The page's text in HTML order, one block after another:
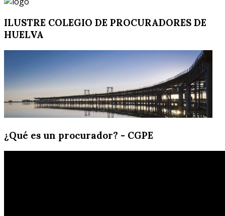
ILUSTRE COLEGIO DE PROCURADORES DE
HUELVA
¿Qué es un procurador? - CGPE